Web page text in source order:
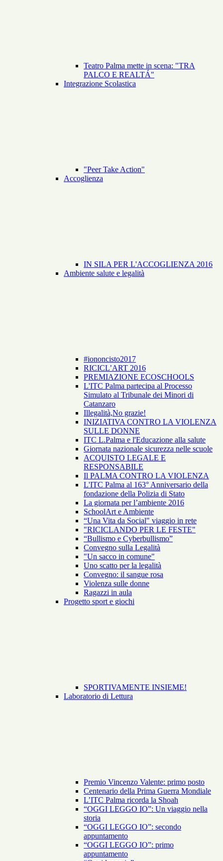
Teatro Palma mette in scena: "TRA
PALCO E REALTÁ"
Integrazione Scolastica
"Peer Take Action"
Accoglienza
IN SILA PER L'ACCOGLIENZA 2016
Ambiente salute e legalità
#iononcisto2017
RICICL’ART 2016
PREMIAZIONE ECOSCHOOLS
L'ITC Palma partecipa al Processo
Simulato al Tribunale dei Minori di
Catanzaro
Illegalità,No grazie!
INIZIATIVA CONTRO LA VIOLENZA
SULLE DONNE
ITC L.Palma e l'Educazione alla salute
Giornata nazionale sicurezza nelle scuole
ACQUISTO LEGALE E
RESPONSABILE
Il PALMA CONTRO LA VIOLENZA
L'ITC Palma al 163° Anniversario della
fondazione della Polizia di Stato
La giornata per l’ambiente 2016
SchoolArt e Ambiente
“Una Vita da Social" viaggio in rete
"RICICLANDO PER LE FESTE"
“Bullismo e Cyberbullismo”
Convegno sulla Legalità
"Un sacco in comune"
Uno scatto per la legalità
Convegno: il sangue rosa
Violenza sulle donne
Ragazzi in aula
Progetto sport e giochi
SPORTIVAMENTE INSIEME!
Laboratorio di Lettura
Premio Vincenzo Valente: primo posto
Centenario della Prima Guerra Mondiale
L’ITC Palma ricorda la Shoah
“OGGI LEGGO IO”: Un viaggio nella
storia
“OGGI LEGGO IO”: secondo
appuntamento
“OGGI LEGGO IO”: primo
appuntamento